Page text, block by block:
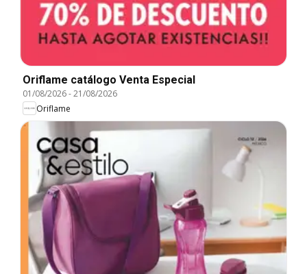
Oriflame catálogo Venta Especial
01/08/2026-21/08/2026
Oriflame